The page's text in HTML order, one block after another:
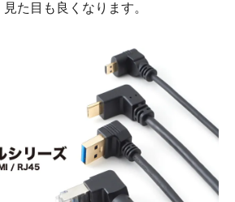
た目も良くなります。